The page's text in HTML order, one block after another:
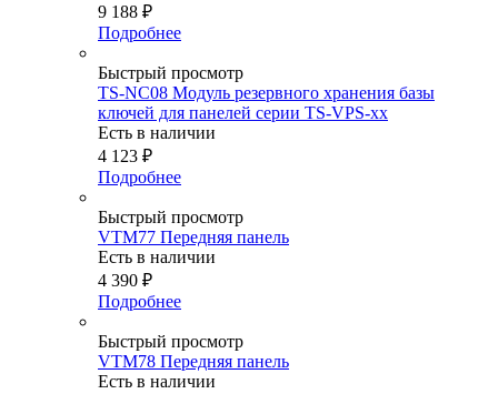
9 188 ₽
Подробнее
Быстрый просмотр
TS-NC08 Модуль резервного хранения базы
ключей для панелей серии TS-VPS-xx
Есть в наличии
4 123 ₽
Подробнее
Быстрый просмотр
VTM77 Передняя панель
Есть в наличии
4 390 ₽
Подробнее
Быстрый просмотр
VTM78 Передняя панель
Есть в наличии